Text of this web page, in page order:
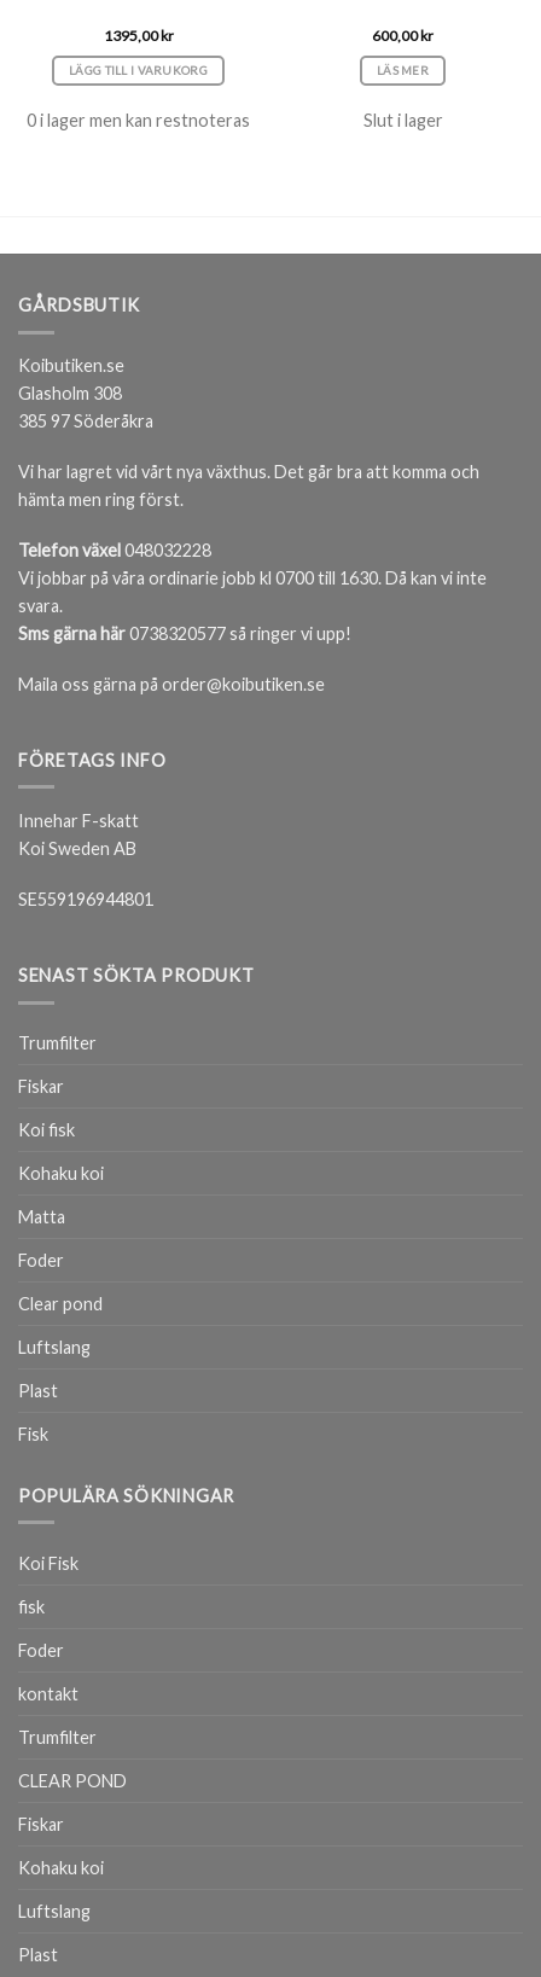
1395,00kr
LÄGG TILL I VARUKORG
0 i lager men kan restnoteras
600,00kr
LÄS MER
Slut i lager
GÅRDSBUTIK
Koibutiken.se
Glasholm 308
385 97 Söderåkra
Vi har lagret vid vårt nya växthus. Det går bra att komma och
hämta men ring först.
Telefon växel048032228
Vi jobbar på våra ordinarie jobb kl 0700 till 1630. Då kan vi inte
svara.
Sms gärna här0738320577 så ringer vi upp!
Maila oss gärna på order@koibutiken.se
FÖRETAGS INFO
Innehar F-skatt
Koi Sweden AB
SE559196944801
SENAST SÖKTA PRODUKT
Trumfilter
Fiskar
Koi fisk
Kohaku koi
Matta
Foder
Clear pond
Luftslang
Plast
Fisk
POPULÄRA SÖKNINGAR
Koi Fisk
fisk
Foder
kontakt
Trumfilter
CLEAR POND
Fiskar
Kohaku koi
Luftslang
Plast